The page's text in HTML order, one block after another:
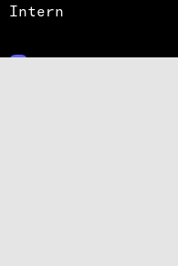
Intern
Fediverse